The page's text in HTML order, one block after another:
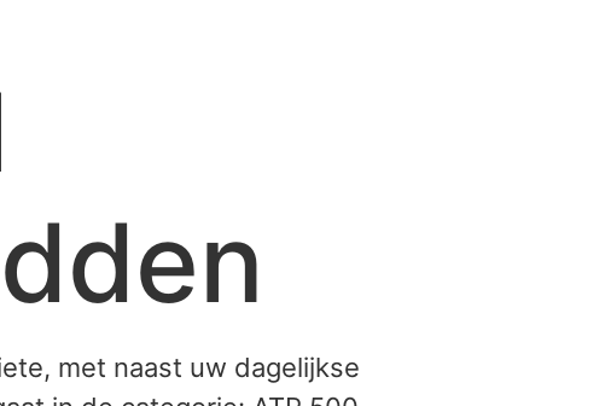
met naast uw dagelijkse